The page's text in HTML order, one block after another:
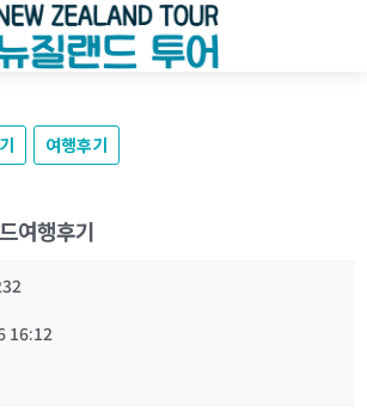
여행후기
여행후기
16:12